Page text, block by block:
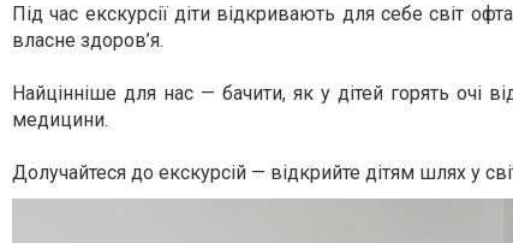
Під час екскурсії діти відкривають для себе світ
власне здоров’я.
Найцінніше для нас — бачити, як у дітей горять очі
медицини.
Долучайтеся до екскурсій — відкрийте дітям шлях у